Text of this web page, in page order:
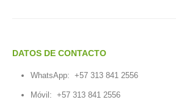
DATOS DE CONTACTO
WhatsApp: +57 313 841 2556
Móvil: +57 313 841 2556